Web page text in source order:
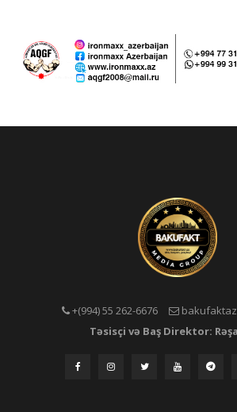
+(994) 55 262-6676
Təsisçi və Baş Direktor: